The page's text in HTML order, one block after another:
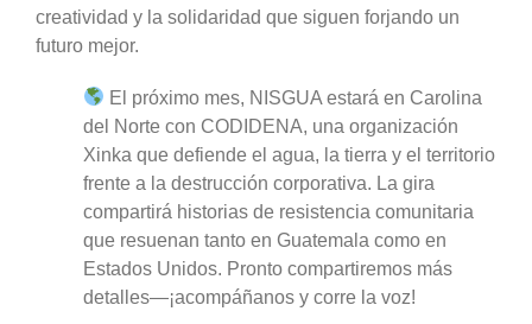
creatividad y la solidaridad que siguen forjando un
futuro mejor.
El próximo mes, NISGUA estará en Carolina
del Norte con CODIDENA, una organización
Xinka que defiende el agua, la tierra y el territorio
frente a la destrucción corporativa. La gira
compartirá historias de resistencia comunitaria
que resuenan tanto en Guatemala como en
Estados Unidos. Pronto compartiremos más
detalles—¡acompáñanos y corre la voz!